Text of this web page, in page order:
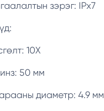
зэрэг: IPx7
10Х
50 мм
диаметр: 4.9 мм